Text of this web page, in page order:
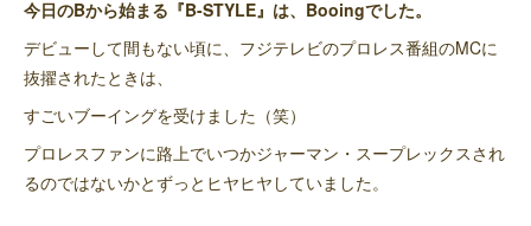
今日のBから始まる『B-STYLE』は、Booingでした。
デビューして間もない頃に、フジテレビのプロレス番組のMCに
抜擢されたときは、
すごいブーイングを受けました（笑）
プロレスファンに路上でいつかジャーマン・スープレックスされ
るのではないかとずっとヒヤヒヤしていました。